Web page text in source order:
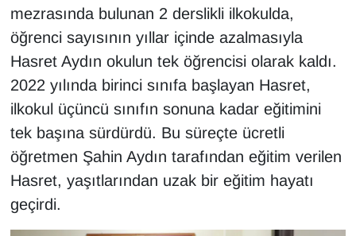
mezrasında bulunan 2 derslikli ilkokulda,
öğrenci sayısının yıllar içinde azalmasıyla
Hasret Aydın okulun tek öğrencisi olarak kaldı.
2022 yılında birinci sınıfa başlayan Hasret,
ilkokul üçüncü sınıfın sonuna kadar eğitimini
tek başına sürdürdü. Bu süreçte ücretli
öğretmen Şahin Aydın tarafından eğitim verilen
Hasret, yaşıtlarından uzak bir eğitim hayatı
geçirdi.
Kim Kimdir?
Kültür & Sanat
KURDÎ
MAGAZİN
MEDYA